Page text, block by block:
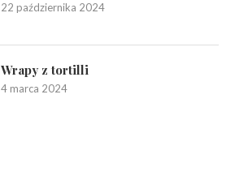
22 października 2024
Wrapy z tortilli
4 marca 2024